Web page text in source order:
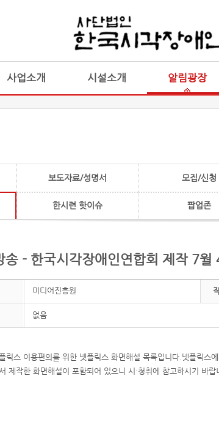
사업소개 시설소개 알림광장
보도자료/성명서 모집/신청
한시련 핫이슈 팝업존
송 - 한국시각장애인연합회 제작 7
미디어진흥원
없음
릭스 이용편의를 위한 넷플릭스 화면해설 목록입니다.넷플릭스
제작한 화면해설이 포함되어 있으니 시·청취에 참고하시기 바